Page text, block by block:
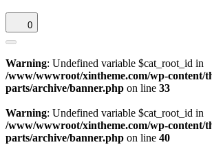
0
Warning: Undefined variable $cat_root_id in
/www/wwwroot/xintheme.com/wp-content/
parts/archive/banner.php on line 33
Warning: Undefined variable $cat_root_id in
/www/wwwroot/xintheme.com/wp-content/
parts/archive/banner.php on line 40